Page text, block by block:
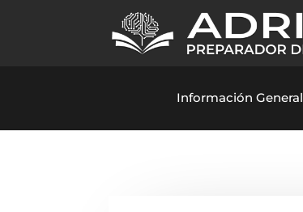
Información General